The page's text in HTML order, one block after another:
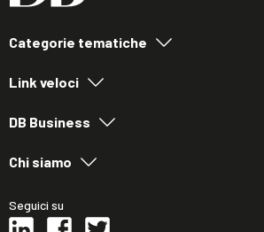
Categorie tematiche
Link veloci
DB Business
Chi siamo
Seguici su